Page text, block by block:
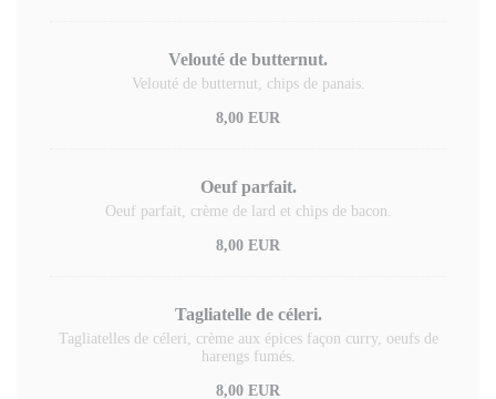
Velouté de butternut.
Velouté de butternut, chips de panais.
8,00 EUR
Oeuf parfait.
Oeuf parfait, crème de lard et chips de bacon.
8,00 EUR
Tagliatelle de céleri.
Tagliatelles de céleri, crème aux épices façon curry, oeufs de
harengs fumés.
8,00 EUR